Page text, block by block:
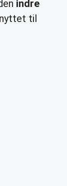
indre
til